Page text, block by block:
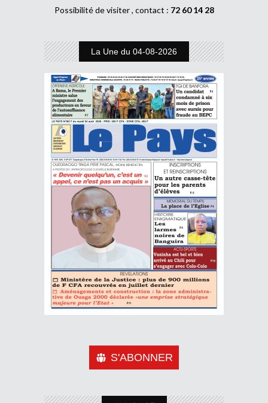
Possibilité de visiter , contact : 72 60 14 28
La Une du 04-08-2026
S'ABONNER